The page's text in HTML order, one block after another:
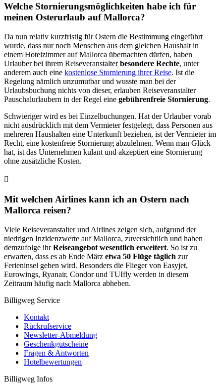
Welche Stornierungsmöglichkeiten habe ich für
meinen Osterurlaub auf Mallorca?
Da nun relativ kurzfristig für Ostern die Bestimmung eingeführt
wurde, dass nur noch Menschen aus dem gleichen Haushalt in
einem Hotelzimmer auf Mallorca übernachten dürfen, haben
Urlauber bei ihrem Reiseveranstalterbesondere Rechte, unter
anderem auch eine kostenlose Stornierung ihrer Reise. Ist die
Regelung nämlich unzumutbar und wusste man bei der
Urlaubsbuchung nichts von dieser, erlauben Reiseveranstalter
Pauschalurlaubern in der Regel eine gebührenfreie Stornierung.
Schwieriger wird es bei Einzelbuchungen. Hat der Urlauber vorab
nicht ausdrücklich mit dem Vermieter festgelegt, dass Personen aus
mehreren Haushalten eine Unterkunft beziehen, ist der Vermieter im
Recht, eine kostenfreie Stornierung abzulehnen. Wenn man Glück
hat, ist das Unternehmen kulant und akzeptiert eine Stornierung
ohne zusätzliche Kosten.
Mit welchen Airlines kann ich an Ostern nach
Mallorca reisen?
Viele Reiseveranstalter und Airlines zeigen sich, aufgrund der
niedrigen Inzidenzwerte auf Mallorca, zuversichtlich und haben
demzufolge ihrReiseangebot wesentlich erweitert. So ist zu
erwarten, dass es ab Ende März etwa 50 Flüge täglich zur
Ferieninsel geben wird. Besonders die Flieger von Easyjet,
Eurowings, Ryanair, Condor und TUIfly werden in diesem
Zeitraum häufig nach Mallorca abheben.
Billigweg Service
Kontakt
Rückrufservice
Newsletter-Abmeldung
Geschenkgutscheine
Fragen & Antworten
Hotelbewertungen
Billigweg Infos